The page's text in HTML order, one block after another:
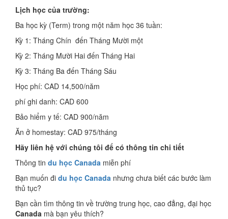
Lịch học của trường:
Ba học kỳ (Term) trong một năm học 36 tuần:
Kỳ 1: Tháng Chín đến Tháng Mười một
Kỳ 2: Tháng Mười Hai đến Tháng Hai
Kỳ 3: Tháng Ba đến Tháng Sáu
Học phí: CAD 14,500/năm
phí ghi danh: CAD 600
Bảo hiểm y tế: CAD 900/năm
Ăn ở homestay: CAD 975/tháng
Hãy liên hệ với chúng tôi để có thông tin chi tiết
Thông tin du học Canada miễn phí
Bạn muốn đi du học Canada nhưng chưa biết các bước làm
thủ tục?
Bạn cần tìm thông tin về trường trung học, cao đẳng, đại học
Canada mà bạn yêu thích?